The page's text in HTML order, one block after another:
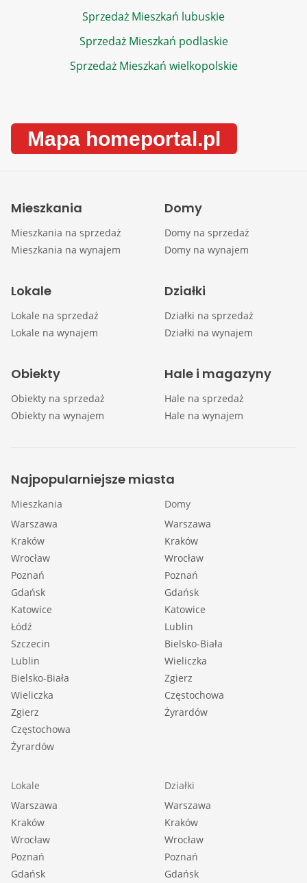
Sprzedaż Mieszkań lubuskie
Sprzedaż Mieszkań podlaskie
Sprzedaż Mieszkań wielkopolskie
Mapa homeportal.pl
Mieszkania
Mieszkania na sprzedaż
Mieszkania na wynajem
Domy
Domy na sprzedaż
Domy na wynajem
Lokale
Lokale na sprzedaż
Lokale na wynajem
Działki
Działki na sprzedaż
Działki na wynajem
Obiekty
Obiekty na sprzedaż
Obiekty na wynajem
Hale i magazyny
Hale na sprzedaż
Hale na wynajem
Najpopularniejsze miasta
Mieszkania
Warszawa
Kraków
Wrocław
Poznań
Gdańsk
Katowice
Łódź
Szczecin
Lublin
Bielsko-Biała
Wieliczka
Zgierz
Częstochowa
Żyrardów
Domy
Warszawa
Kraków
Wrocław
Poznań
Gdańsk
Katowice
Lublin
Bielsko-Biała
Wieliczka
Zgierz
Częstochowa
Żyrardów
Lokale
Warszawa
Kraków
Wrocław
Poznań
Gdańsk
Działki
Warszawa
Kraków
Wrocław
Poznań
Gdańsk